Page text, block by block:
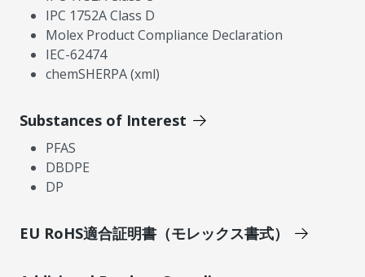
IPC 1752A Class D
Molex Product Compliance Declaration
IEC-62474
chemSHERPA (xml)
Substances of Interest
PFAS
DBDPE
DP
EU RoHS適合証明書（モレックス書式）